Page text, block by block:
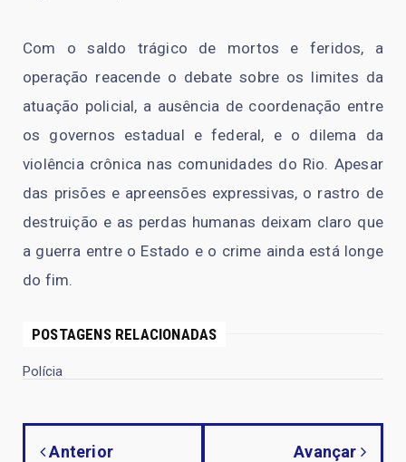
Com o saldo trágico de mortos e feridos, a
operação reacende o debate sobre os limites da
atuação policial, a ausência de coordenação entre
os governos estadual e federal, e o dilema da
violência crônica nas comunidades do Rio. Apesar
das prisões e apreensões expressivas, o rastro de
destruição e as perdas humanas deixam claro que
a guerra entre o Estado e o crime ainda está longe
do fim.
POSTAGENS RELACIONADAS
Polícia
Anterior Avançar